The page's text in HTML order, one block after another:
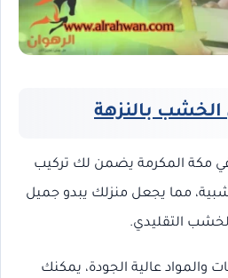
الخشب بالنزهة
مكة المكرمة يضمن لك تركيب
مما يجعل منزلك يبدو جميل
التقليدي.
والمواد عالية الجودة، يمكنك